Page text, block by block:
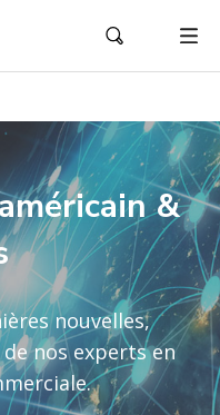
&
nouvelles,
nos experts en